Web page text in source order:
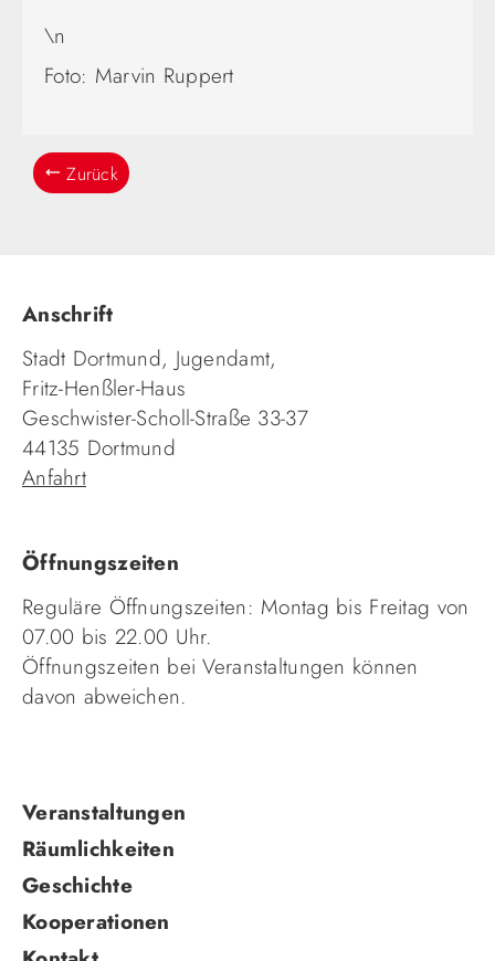
\n
Foto: Marvin Ruppert
Zurück
Anschrift
Stadt Dortmund, Jugendamt,
Fritz-Henßler-Haus
Geschwister-Scholl-Straße 33-37
44135 Dortmund
Anfahrt
Öffnungszeiten
Reguläre Öffnungszeiten: Montag bis Freitag von
07.00 bis 22.00 Uhr.
Öffnungszeiten bei Veranstaltungen können
davon abweichen.
Navigation
überspringen
Veranstaltungen
Räumlichkeiten
Geschichte
Kooperationen